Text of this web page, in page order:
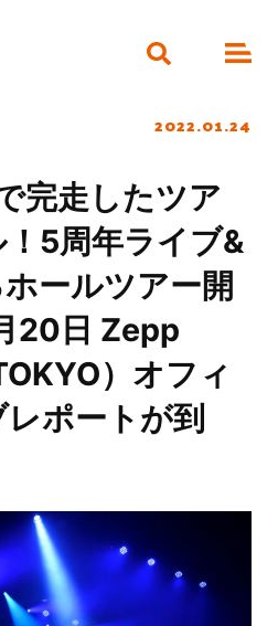
2022.01.24
完走したツア
5周年ライブ&
ールツアー開
20日 Zepp
）オフィ
ポートが到